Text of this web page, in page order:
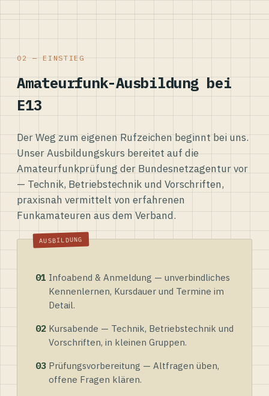
02 — EINSTIEG
Amateurfunk-Ausbildung bei
E13
Der Weg zum eigenen Rufzeichen beginnt bei uns.
Unser Ausbildungskurs bereitet auf die
Amateurfunkprüfung der Bundesnetzagentur vor
— Technik, Betriebstechnik und Vorschriften,
praxisnah vermittelt von erfahrenen
Funkamateuren aus dem Verband.
01 Infoabend & Anmeldung — unverbindliches
Kennenlernen, Kursdauer und Termine im
Detail.
02 Kursabende — Technik, Betriebstechnik und
Vorschriften, in kleinen Gruppen.
03 Prüfungsvorbereitung — Altfragen üben,
offene Fragen klären.